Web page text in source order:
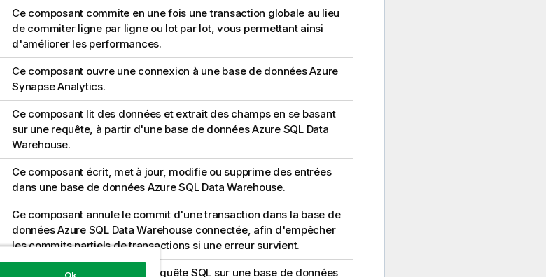
Ce composant commite en une fois une transaction globale au lieu
de commiter ligne par ligne ou lot par lot, vous permettant ainsi
d'améliorer les performances.
Ce composant ouvre une connexion à une base de données Azure
Synapse Analytics.
Ce composant lit des données et extrait des champs en se basant
sur une requête, à partir d'une base de données Azure SQL Data
Warehouse.
Ce composant écrit, met à jour, modifie ou supprime des entrées
dans une base de données Azure SQL Data Warehouse.
Ce composant annule le commit d'une transaction dans la base de
données Azure SQL Data Warehouse connectée, afin d'empêcher
les commits partiels de transactions si une erreur survient.
Ce composant exécute une requête SQL sur une base de données